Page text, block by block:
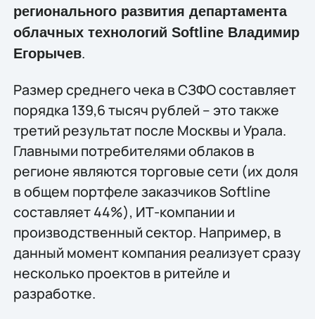
регионального развития департамента
облачных технологий SoftlineВладимир
Егорычев.
Размер среднего чека в СЗФО составляет
порядка 139,6 тысяч рублей – это также
третий результат после Москвы и Урала.
Главными потребителями облаков в
регионе являются торговые сети (их доля
в общем портфеле заказчиков Softline
составляет 44%), ИТ-компании и
производственный сектор. Например, в
данный момент компания реализует сразу
несколько проектов в ритейле и
разработке.